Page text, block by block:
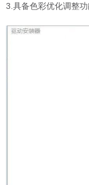
3.具备色彩优化调整